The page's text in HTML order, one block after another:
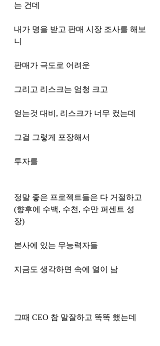
는 건데
내가 명을 받고 판매 시장 조사를 해보
니
판매가 극도로 어려운
그리고 리스크는 엄청 크고
얻는것 대비, 리스크가 너무 컸는데
그걸 그렇게 포장해서
투자를
정말 좋은 프로젝트들은 다 거절하고
(향후에 수백, 수천, 수만 퍼센트 성
장)
본사에 있는 무능력자들
지금도 생각하면 속에 열이 남
그때 CEO 참 말잘하고 똑똑 했는데